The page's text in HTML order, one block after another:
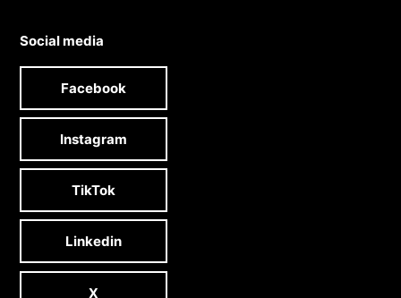
Social media
Facebook
Instagram
TikTok
Linkedin
X